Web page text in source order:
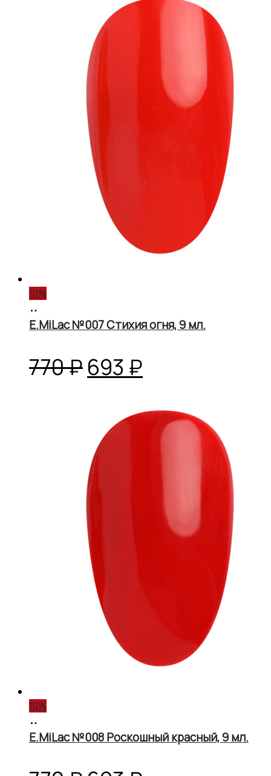
10%
корзину
E.MiLac №007 Стихия огня, 9 мл.
770₽Первоначальная
составляла
770 ₽.
693 ₽
693 ₽.
10%
корзину
E.MiLac №008 Роскошный красный, 9 мл.